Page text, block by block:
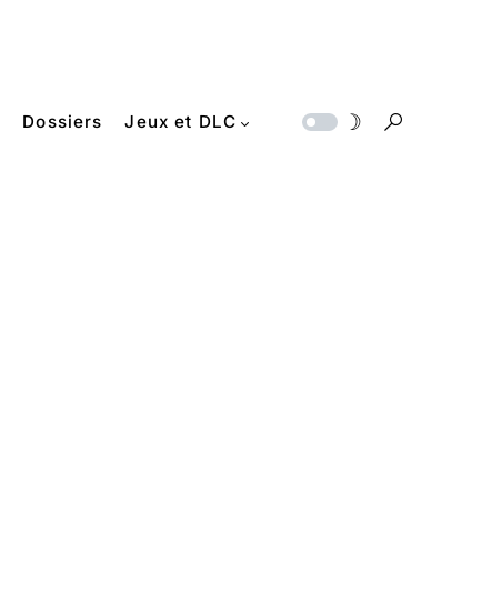
Dossiers Jeux et DLC